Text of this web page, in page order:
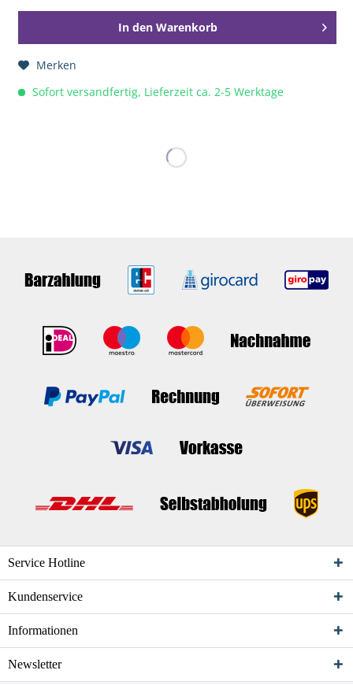
In den Warenkorb
Merken
Sofort versandfertig, Lieferzeit ca. 2-5 Werktage
Service Hotline
Kundenservice
Informationen
Newsletter